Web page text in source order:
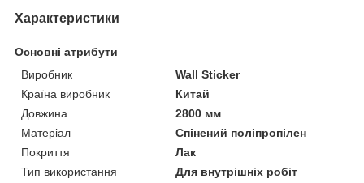
Характеристики
Основні атрибути
Виробник
Wall Sticker
Країна виробник
Китай
Довжина
2800 мм
Матеріал
Спінений поліпропілен
Покриття
Лак
Тип використання
Для внутрішніх робіт